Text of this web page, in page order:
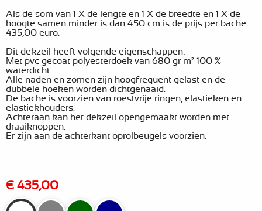
Als de som van 1 X de lengte en 1 X de breedte en 1 X de
hoogte samen minder is dan 450 cm is de prijs per bache
435,00 euro.
Dit dekzeil heeft volgende eigenschappen:
Met pvc gecoat polyesterdoek van 680 gr m² 100 %
waterdicht.
Alle naden en zomen zijn hoogfrequent gelast en de
dubbele hoeken worden dichtgenaaid.
De bache is voorzien van roestvrije ringen, elastieken en
elastiekhouders.
Achteraan kan het dekzeil opengemaakt worden met
draaiknoppen.
Er zijn aan de achterkant oprolbeugels voorzien.
€ 435,00